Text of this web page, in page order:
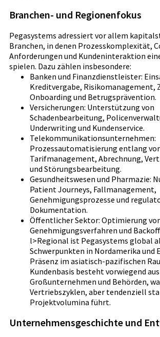
Branchen- und Regionenfokus
Pegasystems adressiert vor allem
Branchen, in denen Prozesskomplexität,
Anforderungen und Kundeninteraktion
spielen. Dazu zählen insbesondere:
Banken und Finanzdienstleister:
Kreditvergabe, Risikomanagement,
Onboarding und Betrugsprävention.
Versicherungen: Unterstützung von
Schadenbearbeitung,
Underwriting und Kundenservice.
Telekommunikationsunternehmen:
Prozessautomatisierung entlang
Tarifmanagement, Abrechnung,
und Störungsbearbeitung.
Gesundheitswesen und Pharmazie:
Patient Journeys, Fallmanagement,
Genehmigungsprozesse und
Dokumentation.
Öffentlicher Sektor: Optimierung
Genehmigungsverfahren und
l>Regional ist Pegasystems global
Schwerpunkten in Nordamerika und
Präsenz im asiatisch-pazifischen
Kundenbasis besteht vorwiegend aus
Großunternehmen und Behörden,
Vertriebszyklen, aber tendenziell
Projektvolumina führt.
Unternehmensgeschichte und